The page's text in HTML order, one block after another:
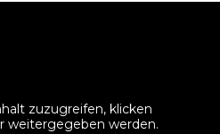
zuzugreifen, klicken
weitergegeben werden.